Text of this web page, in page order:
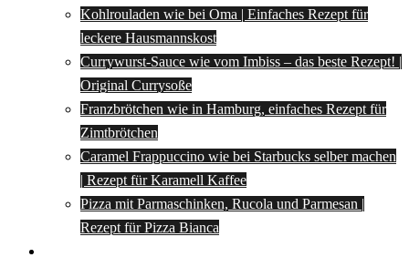
Kohlrouladen wie bei Oma | Einfaches Rezept für
leckere Hausmannskost
Currywurst-Sauce wie vom Imbiss – das beste Rezept! |
Original Currysoße
Franzbrötchen wie in Hamburg, einfaches Rezept für
Zimtbrötchen
Caramel Frappuccino wie bei Starbucks selber machen
| Rezept für Karamell Kaffee
Pizza mit Parmaschinken, Rucola und Parmesan |
Rezept für Pizza Bianca